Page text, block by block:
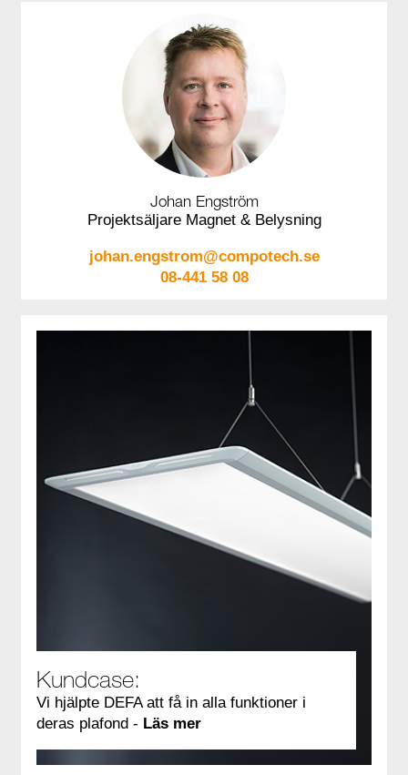
Johan Engström
Projektsäljare Magnet & Belysning
johan.engstrom@compotech.se
08-441 58 08
Kundcase:
Vi hjälpte DEFA att få in alla funktioner i
deras plafond - Läs mer